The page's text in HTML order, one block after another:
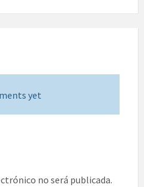
yet
no será publicada.